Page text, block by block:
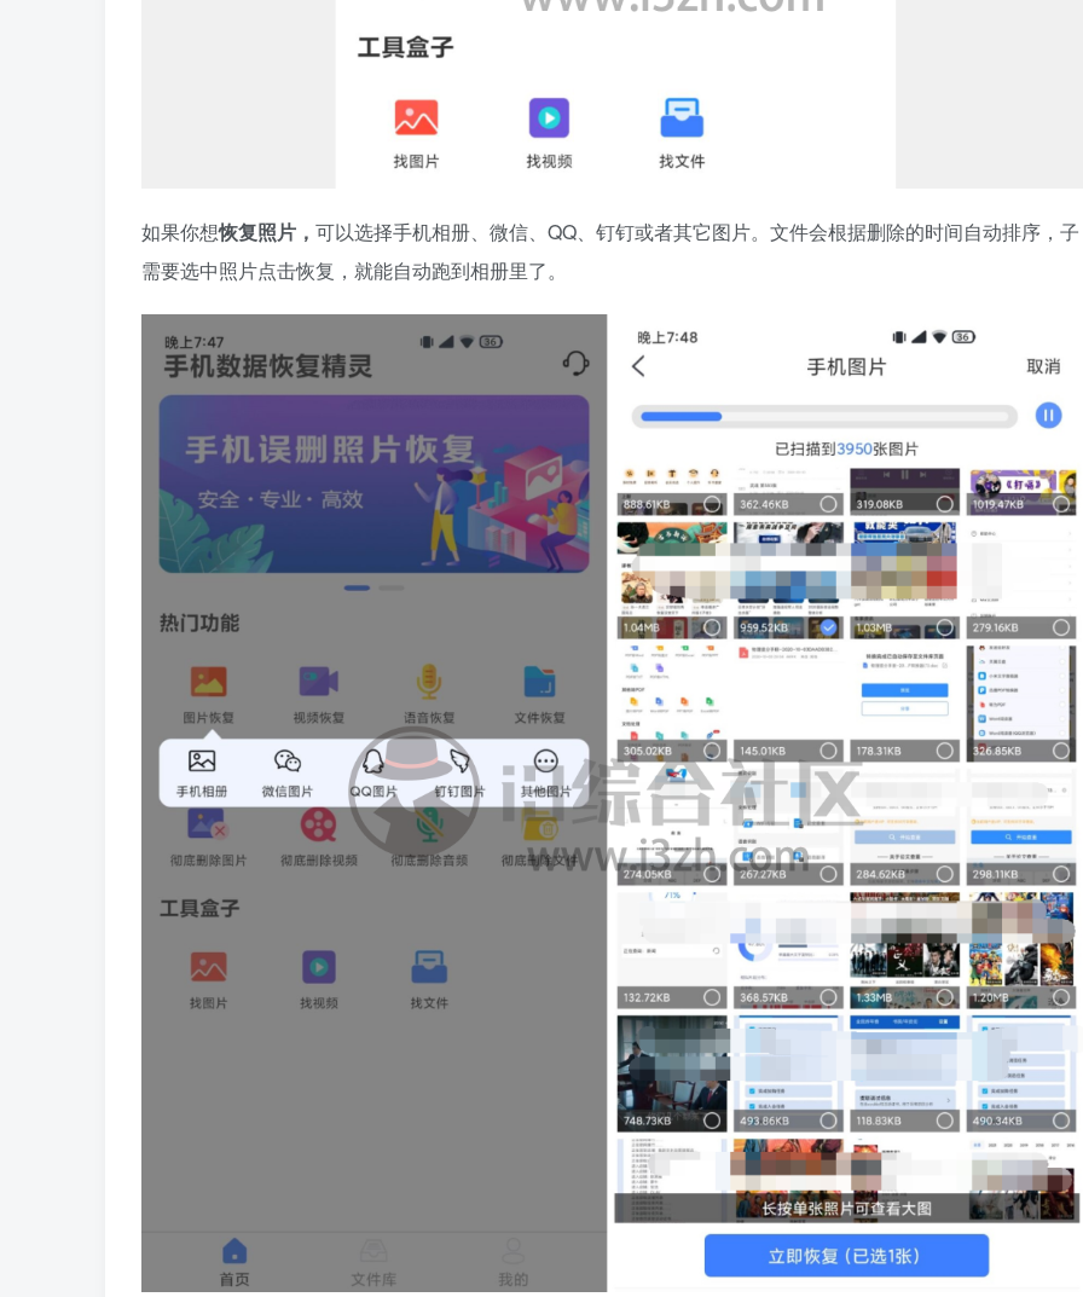
如果你想恢复照片， 可以选择手机相册、微信、QQ、钉钉或者其它图片。文件会根据删除的时间自动排序，子
需要选中照片点击恢复，就能自动跑到相册里了。